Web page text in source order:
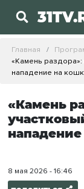
Главная
«Камень раздора»:
нападение на
«Камень
8 мая 2026 - 16:46